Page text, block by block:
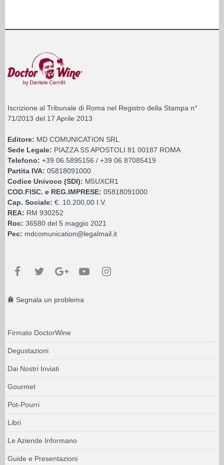
Iscrizione al Tribunale di Roma nel Registro della Stampa n°
71/2013 del 17 Aprile 2013
Editore: MD COMUNICATION SRL
Sede Legale: PIAZZA SS APOSTOLI 81 00187 ROMA
Telefono: +39 06 5895156 / +39 06 87085419
Partita IVA: 05818091000
Codice Univoco (SDI): M5UXCR1
COD.FISC. e REG.IMPRESE: 05818091000
Cap. Sociale: €. 10.200,00 I.V.
REA: RM 930252
Roc: 36580 del 5 maggio 2021
Pec: mdcomunication@legalmail.it
Segnala un problema
Firmato DoctorWine
Degustazioni
Dai Nostri Inviati
Gourmet
Pot-Pourri
Libri
Le Aziende Informano
Guide e Presentazioni